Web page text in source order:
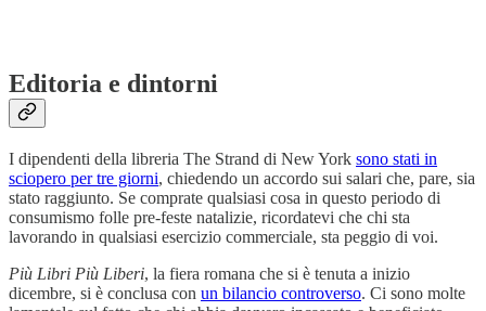
Editoria e dintorni
I dipendenti della libreria The Strand di New York sono stati in
sciopero per tre giorni, chiedendo un accordo sui salari che, pare, sia
stato raggiunto. Se comprate qualsiasi cosa in questo periodo di
consumismo folle pre-feste natalizie, ricordatevi che chi sta
lavorando in qualsiasi esercizio commerciale, sta peggio di voi.
Più Libri Più Liberi, la fiera romana che si è tenuta a inizio
dicembre, si è conclusa con un bilancio controverso. Ci sono molte